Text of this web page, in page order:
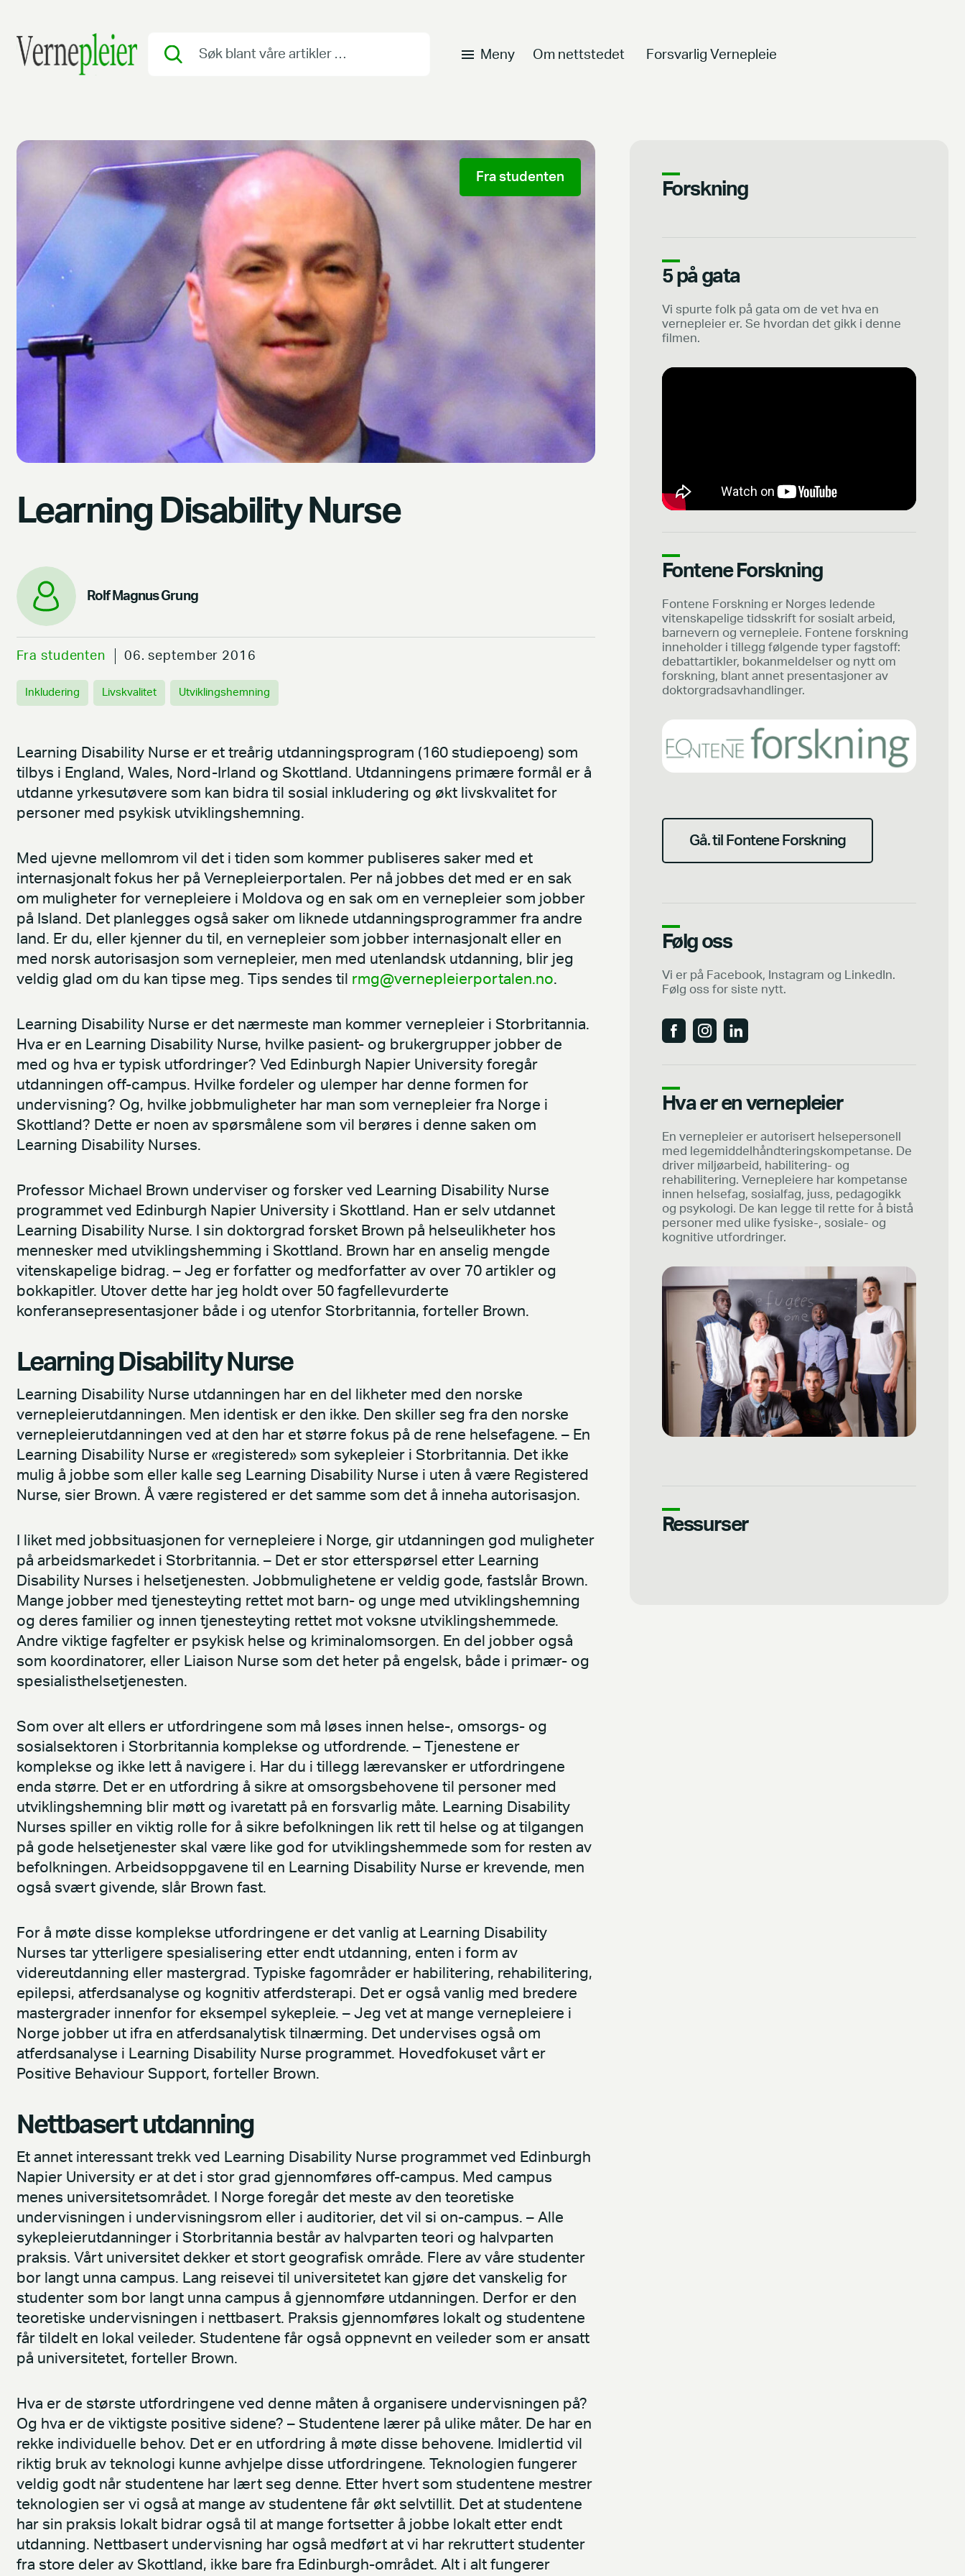
Meny Om nettstedet Forsvarlig Vernepleie
Fra studenten
Learning Disability Nurse
Rolf Magnus Grung
Fra studenten 06. september 2016
Inkludering Livskvalitet Utviklingshemning
Learning Disability Nurse er et treårig utdanningsprogram (160 studiepoeng) som
tilbys i England, Wales, Nord-Irland og Skottland. Utdanningens primære formål er å
utdanne yrkesutøvere som kan bidra til sosial inkludering og økt livskvalitet for
personer med psykisk utviklingshemning.
Med ujevne mellomrom vil det i tiden som kommer publiseres saker med et
internasjonalt fokus her på Vernepleierportalen. Per nå jobbes det med er en sak
om muligheter for vernepleiere i Moldova og en sak om en vernepleier som jobber
på Island. Det planlegges også saker om liknede utdanningsprogrammer fra andre
land. Er du, eller kjenner du til, en vernepleier som jobber internasjonalt eller en
med norsk autorisasjon som vernepleier, men med utenlandsk utdanning, blir jeg
veldig glad om du kan tipse meg. Tips sendes til rmg@vernepleierportalen.no.
Learning Disability Nurse er det nærmeste man kommer vernepleier i Storbritannia.
Hva er en Learning Disability Nurse, hvilke pasient- og brukergrupper jobber de
med og hva er typisk utfordringer? Ved Edinburgh Napier University foregår
utdanningen off-campus. Hvilke fordeler og ulemper har denne formen for
undervisning? Og, hvilke jobbmuligheter har man som vernepleier fra Norge i
Skottland? Dette er noen av spørsmålene som vil berøres i denne saken om
Learning Disability Nurses.
Professor Michael Brown underviser og forsker ved Learning Disability Nurse
programmet ved Edinburgh Napier University i Skottland. Han er selv utdannet
Learning Disability Nurse. I sin doktorgrad forsket Brown på helseulikheter hos
mennesker med utviklingshemming i Skottland. Brown har en anselig mengde
vitenskapelige bidrag. – Jeg er forfatter og medforfatter av over 70 artikler og
bokkapitler. Utover dette har jeg holdt over 50 fagfellevurderte
konferansepresentasjoner både i og utenfor Storbritannia, forteller Brown.
Learning Disability Nurse
Learning Disability Nurse utdanningen har en del likheter med den norske
vernepleierutdanningen. Men identisk er den ikke. Den skiller seg fra den norske
vernepleierutdanningen ved at den har et større fokus på de rene helsefagene. – En
Learning Disability Nurse er «registered» som sykepleier i Storbritannia. Det ikke
mulig å jobbe som eller kalle seg Learning Disability Nurse i uten å være Registered
Nurse, sier Brown. Å være registered er det samme som det å inneha autorisasjon.
I liket med jobbsituasjonen for vernepleiere i Norge, gir utdanningen god muligheter
på arbeidsmarkedet i Storbritannia. – Det er stor etterspørsel etter Learning
Disability Nurses i helsetjenesten. Jobbmulighetene er veldig gode, fastslår Brown.
Mange jobber med tjenesteyting rettet mot barn- og unge med utviklingshemning
og deres familier og innen tjenesteyting rettet mot voksne utviklingshemmede.
Andre viktige fagfelter er psykisk helse og kriminalomsorgen. En del jobber også
som koordinatorer, eller Liaison Nurse som det heter på engelsk, både i primær- og
spesialisthelsetjenesten.
Som over alt ellers er utfordringene som må løses innen helse-, omsorgs- og
sosialsektoren i Storbritannia komplekse og utfordrende. – Tjenestene er
komplekse og ikke lett å navigere i. Har du i tillegg lærevansker er utfordringene
enda større. Det er en utfordring å sikre at omsorgsbehovene til personer med
utviklingshemning blir møtt og ivaretatt på en forsvarlig måte. Learning Disability
Nurses spiller en viktig rolle for å sikre befolkningen lik rett til helse og at tilgangen
på gode helsetjenester skal være like god for utviklingshemmede som for resten av
befolkningen. Arbeidsoppgavene til en Learning Disability Nurse er krevende, men
også svært givende, slår Brown fast.
For å møte disse komplekse utfordringene er det vanlig at Learning Disability
Nurses tar ytterligere spesialisering etter endt utdanning, enten i form av
videreutdanning eller mastergrad. Typiske fagområder er habilitering, rehabilitering,
epilepsi, atferdsanalyse og kognitiv atferdsterapi. Det er også vanlig med bredere
mastergrader innenfor for eksempel sykepleie. – Jeg vet at mange vernepleiere i
Norge jobber ut ifra en atferdsanalytisk tilnærming. Det undervises også om
atferdsanalyse i Learning Disability Nurse programmet. Hovedfokuset vårt er
Positive Behaviour Support, forteller Brown.
Nettbasert utdanning
Et annet interessant trekk ved Learning Disability Nurse programmet ved Edinburgh
Napier University er at det i stor grad gjennomføres off-campus. Med campus
menes universitetsområdet. I Norge foregår det meste av den teoretiske
undervisningen i undervisningsrom eller i auditorier, det vil si on-campus. – Alle
sykepleierutdanninger i Storbritannia består av halvparten teori og halvparten
praksis. Vårt universitet dekker et stort geografisk område. Flere av våre studenter
bor langt unna campus. Lang reisevei til universitetet kan gjøre det vanskelig for
studenter som bor langt unna campus å gjennomføre utdanningen. Derfor er den
teoretiske undervisningen i nettbasert. Praksis gjennomføres lokalt og studentene
får tildelt en lokal veileder. Studentene får også oppnevnt en veileder som er ansatt
på universitetet, forteller Brown.
Hva er de største utfordringene ved denne måten å organisere undervisningen på?
Og hva er de viktigste positive sidene? – Studentene lærer på ulike måter. De har en
rekke individuelle behov. Det er en utfordring å møte disse behovene. Imidlertid vil
riktig bruk av teknologi kunne avhjelpe disse utfordringene. Teknologien fungerer
veldig godt når studentene har lært seg denne. Etter hvert som studentene mestrer
teknologien ser vi også at mange av studentene får økt selvtillit. Det at studentene
har sin praksis lokalt bidrar også til at mange fortsetter å jobbe lokalt etter endt
utdanning. Nettbasert undervisning har også medført at vi har rekruttert studenter
fra store deler av Skottland, ikke bare fra Edinburgh-området. Alt i alt fungerer
Forskning
5 på gata
Vi spurte folk på gata om de vet hva en
vernepleier er. Se hvordan det gikk i denne
filmen.
Fontene Forskning
Fontene Forskning er Norges ledende
vitenskapelige tidsskrift for sosialt arbeid,
barnevern og vernepleie. Fontene forskning
inneholder i tillegg følgende typer fagstoff:
debattartikler, bokanmeldelser og nytt om
forskning, blant annet presentasjoner av
doktorgradsavhandlinger.
Gå. til Fontene Forskning
Følg oss
Vi er på Facebook, Instagram og LinkedIn.
Følg oss for siste nytt.
Hva er en vernepleier
En vernepleier er autorisert helsepersonell
med legemiddelhåndteringskompetanse. De
driver miljøarbeid, habilitering- og
rehabilitering. Vernepleiere har kompetanse
innen helsefag, sosialfag, juss, pedagogikk
og psykologi. De kan legge til rette for å bistå
personer med ulike fysiske-, sosiale- og
kognitive utfordringer.
Ressurser